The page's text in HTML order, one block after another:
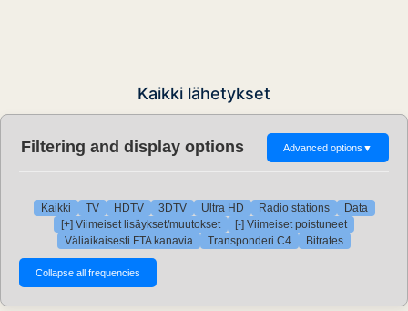
Kaikki lähetykset
Filtering and display options Advanced options ▼
Kaikki TV HDTV 3DTV Ultra HD Radio stations
Data
[+] Viimeiset lisäykset/muutokset
[-] Viimeiset poistuneet
Väliaikaisesti FTA kanavia
Transponderi C4 Bitrates